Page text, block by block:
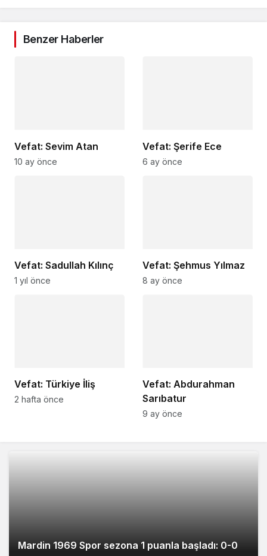
Benzer Haberler
Vefat: Sevim Atan
10 ay önce
Vefat: Şerife Ece
6 ay önce
Vefat: Sadullah Kılınç
1 yıl önce
Vefat: Şehmus Yılmaz
8 ay önce
Vefat: Türkiye İliş
2 hafta önce
Vefat: Abdurahman
Sarıbatur
9 ay önce
Mardin 1969 Spor sezona 1 puanla başladı: 0-0